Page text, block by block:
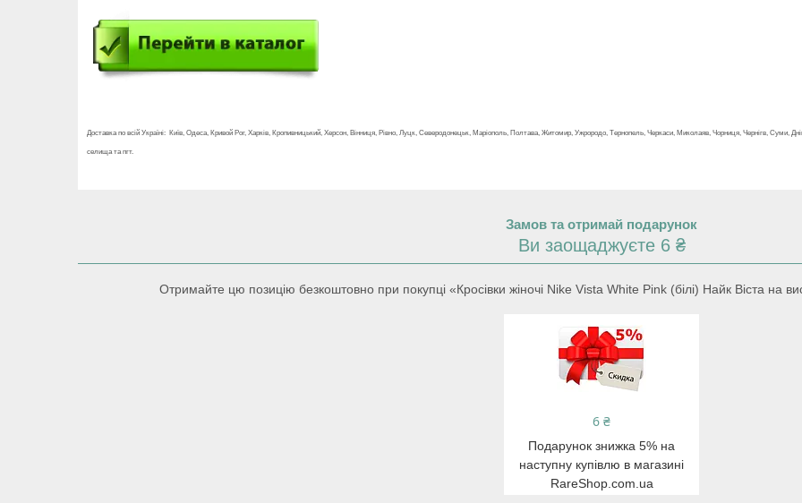
Доставка по всій Україні: Київ, Одеса, Кривой Рог, Харків, Кропивницький, Херсон, Вінниця, Рівно, Луцк, Северодонецьк, Маріополь, Полтава, Житомир, Ужрородо, Тернопель, Черкаси, Миколаяв, Чорниця, Чернігв, Суми,
селища та пгт.
Замов та отримай подарунок
Ви заощаджуєте 6 ₴
Отримайте цю позицію безкоштовно при покупці «Кросівки жіночі Nike Vista White Pink (білі) Найк Віста на
6 ₴
Подарунок знижка 5% на
наступну купівлю в магазині
RareShop.com.ua